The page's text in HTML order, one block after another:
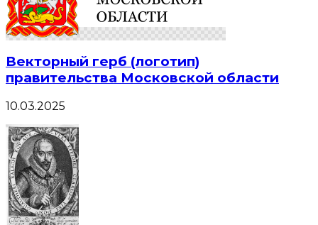
Векторный герб (логотип)
правительства Московской области
10.03.2025